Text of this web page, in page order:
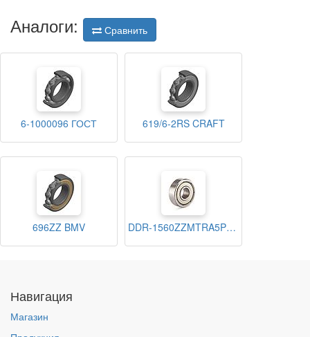
Аналоги: Сравнить
6-1000096 ГОСТ 619/6-2RS CRAFT
696ZZ BMV DDR-1560ZZMTRA5P24LY121 NMB
Навигация
Магазин